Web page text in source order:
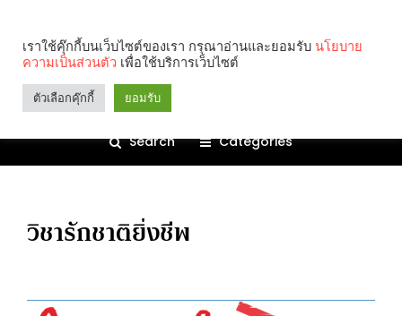
Search Categories
วิชารักชาติยิ่งชีพ
เราใช้คุ๊กกี้บนเว็บไซต์ของเรา กรุณาอ่านและยอมรับ นโยบาย
ความเป็นส่วนตัว เพื่อใช้บริการเว็บไซต์
ตัวเลือกคุ๊กกี้ ยอมรับ